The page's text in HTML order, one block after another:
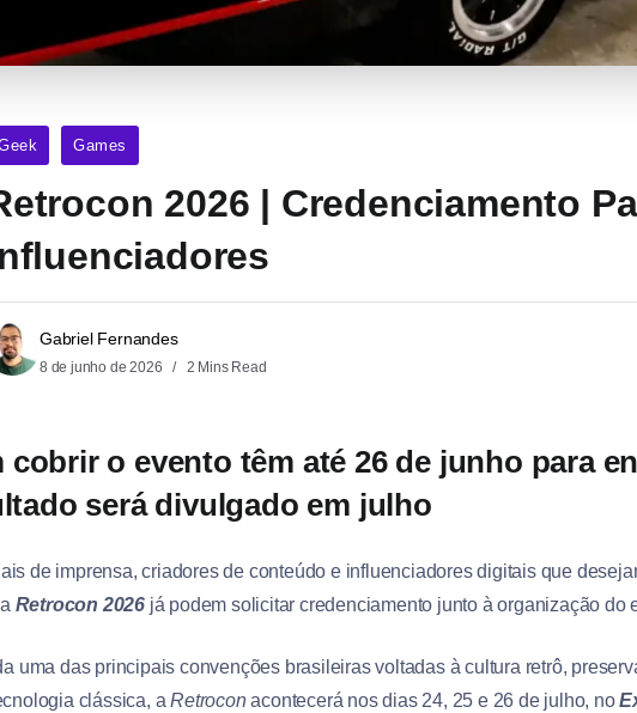
Games
2026 | Credenciamento
Gabriel Fernandes
8 de junho de 2026 2 Mins Read
cobrir o evento têm até 26 de junho para
será divulgado em julho
de imprensa, criadores de conteúdo e influenciadores digitais que
Retrocon 2026 já podem solicitar credenciamento junto à organização do
uma das principais convenções brasileiras voltadas à cultura retrô,
clássica, aRetroconacontecerá nos dias 24, 25 e 26 de julho, no